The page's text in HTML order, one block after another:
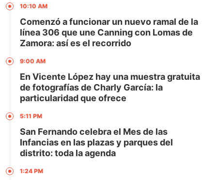
10:10 AM
Comenzó a funcionar un nuevo ramal de la
línea 306 que une Canning con Lomas de
Zamora: así es el recorrido
9:00 AM
En Vicente López hay una muestra gratuita
de fotografías de Charly García: la
particularidad que ofrece
5:11 PM
San Fernando celebra el Mes de las
Infancias en las plazas y parques del
distrito: toda la agenda
1:24 PM